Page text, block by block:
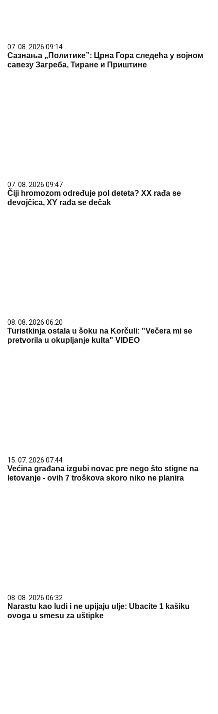
07. 08. 2026 09:14
Сазнања „Политике”: Црна Гора следећа у војном
савезу Загреба, Тиране и Приштине
07. 08. 2026 09:47
Čiji hromozom određuje pol deteta? XX rađa se
devojčica, XY rađa se dečak
08. 08. 2026 06:20
Turistkinja ostala u šoku na Korčuli: "Večera mi se
pretvorila u okupljanje kulta" VIDEO
15. 07. 2026 07:44
Većina građana izgubi novac pre nego što stigne na
letovanje - ovih 7 troškova skoro niko ne planira
08. 08. 2026 06:32
Narastu kao ludi i ne upijaju ulje: Ubacite 1 kašiku
ovoga u smesu za uštipke